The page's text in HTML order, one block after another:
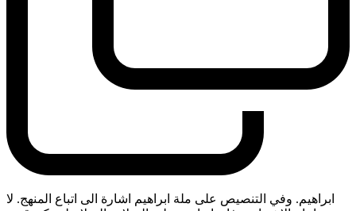
ابراهيم. وفي التنصيص على ملة ابراهيم اشارة الى اتباع المنهج. لا